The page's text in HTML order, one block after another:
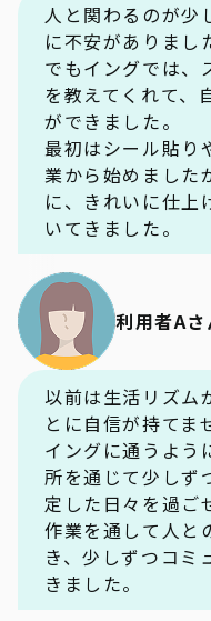
人と関わるのが少
に不安がありまし
でもイングでは、
を教えてくれて、
ができました。
最初はシール貼り
業から始めました
に、きれいに仕上
いてきました。
利用者Aさ
以前は生活リズム
とに自信が持てま
イングに通うよう
所を通じて少しず
定した日々を過ご
作業を通して人と
き、少しずつコミ
きました。